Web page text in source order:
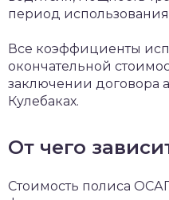
период
Все коэффициенты
окончательной
заключении договора
Кулебаках.
От чего
Стоимость полиса